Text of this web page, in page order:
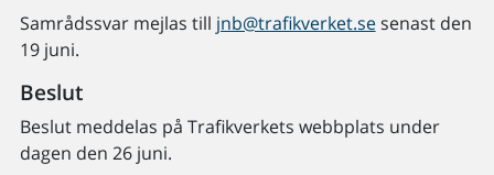
Samrådssvar mejlas till jnb@trafikverket.sesenast den
19 juni.
Beslut
Beslut meddelas på Trafikverkets webbplats under
dagen den 26 juni.